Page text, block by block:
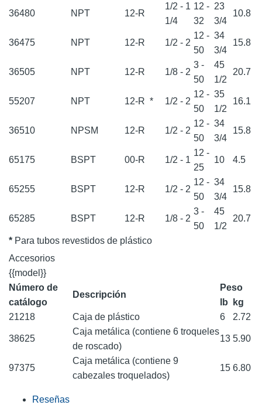
36480 NPT 12-R
1/2 - 1
1/4
12 -
32
23
3/4
10.8
36475 NPT 12-R 1/2 - 2
12 -
50
34
3/4
15.8
36505 NPT 12-R 1/8 - 2
3 -
50
45
1/2
20.7
55207 NPT 12-R * 1/2 - 2
12 -
50
35
1/2
16.1
36510 NPSM 12-R 1/2 - 2
12 -
50
34
3/4
15.8
65175 BSPT 00-R 1/2 - 1
12 -
25
10 4.5
65255 BSPT 12-R 1/2 - 2
12 -
50
34
3/4
15.8
65285 BSPT 12-R 1/8 - 2
3 -
50
45
1/2
20.7
* Para tubos revestidos de plástico
Accesorios
{{model}}
Número de
catálogo
Descripción
Peso
lb
kg
21218
Caja de plástico 6 2.72
38625
Caja metálica (contiene 6 troqueles
de roscado)
13 5.90
97375
Caja metálica (contiene 9
cabezales troquelados)
15 6.80
Reseñas